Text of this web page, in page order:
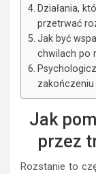
Działania,
przetrwać
Jak być
chwilach po
Jak
przez
Rozstanie to